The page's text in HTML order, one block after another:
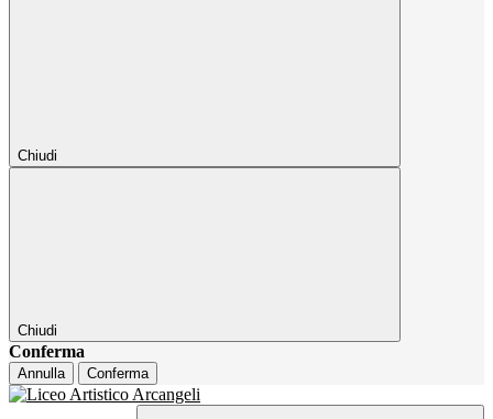
Chiudi
Chiudi
Conferma
Annulla Conferma